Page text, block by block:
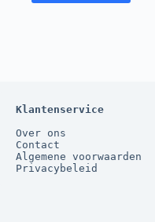
Klantenservice
Over ons
Contact
Algemene voorwaarden
Privacybeleid